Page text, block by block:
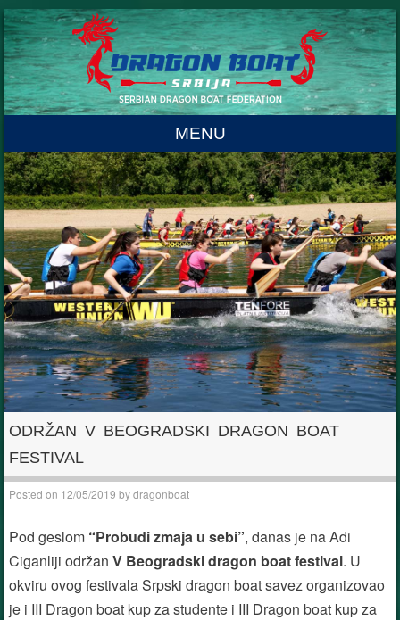
MENU
Skip to content
ODRŽAN V BEOGRADSKI DRAGON BOAT
FESTIVAL
Posted on 12/05/2019 bydragonboat
Pod geslom “Probudi zmaja u sebi”, danas je na Adi
Ciganliji održanV Beogradski dragon boat festival. U
okviru ovog festivala Srpski dragon boat savez organizovao
je i III Dragon boat kup za studente i III Dragon boat kup za